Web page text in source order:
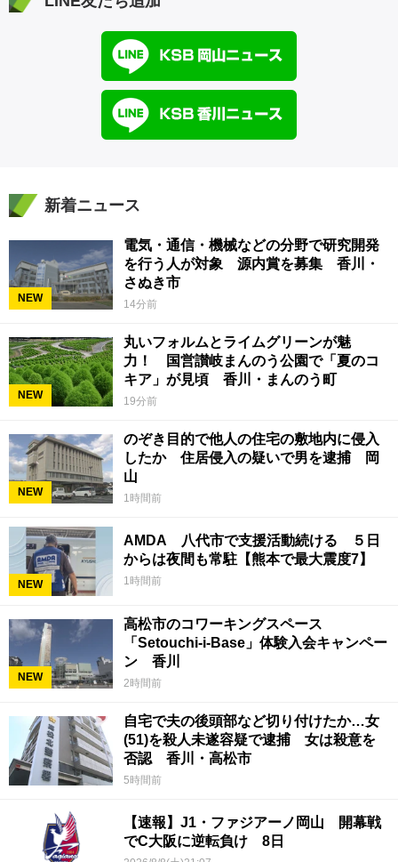
新着ニュース
NEW
電気・通信・機械などの分野で研究開発
を行う人が対象 源内賞を募集 香川・
さぬき市
14分前
NEW
丸いフォルムとライムグリーンが魅
力！ 国営讃岐まんのう公園で「夏のコ
キア」が見頃 香川・まんのう町
19分前
NEW
のぞき目的で他人の住宅の敷地内に侵入
したか 住居侵入の疑いで男を逮捕 岡
山
1時間前
NEW
AMDA 八代市で支援活動続ける ５日
からは夜間も常駐【熊本で最大震度7】
1時間前
NEW
高松市のコワーキングスペース
「Setouchi-i-Base」体験入会キャンペー
ン 香川
2時間前
自宅で夫の後頭部など切り付けたか…女
(51)を殺人未遂容疑で逮捕 女は殺意を
否認 香川・高松市
5時間前
【速報】J1・ファジアーノ岡山 開幕戦
でC大阪に逆転負け 8日